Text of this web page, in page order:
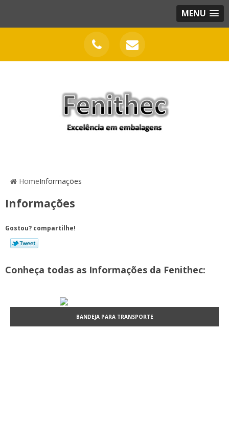
MENU
HomeInformações
Informações
Gostou? compartilhe!
Conheça todas as Informações da Fenithec:
BANDEJA PARA TRANSPORTE